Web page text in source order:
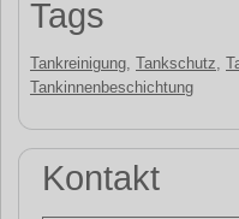
Tags
Tankreinigung, Tankschutz,
Tankinnenbeschichtung
Kontakt